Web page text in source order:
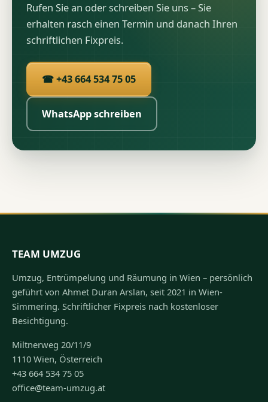
Rufen Sie an oder schreiben Sie uns – Sie
erhalten rasch einen Termin und danach Ihren
schriftlichen Fixpreis.
☎ +43 664 534 75 05
WhatsApp schreiben
TEAM UMZUG
Umzug, Entrümpelung und Räumung in Wien – persönlich
geführt von Ahmet Duran Arslan, seit 2021 in Wien-
Simmering. Schriftlicher Fixpreis nach kostenloser
Besichtigung.
Miltnerweg 20/11/9
1110 Wien, Österreich
+43 664 534 75 05
office@team-umzug.at